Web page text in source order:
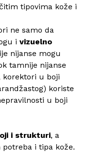
tipovima kože i
ne samo da
i vizuelno
nijanse mogu
tamnije nijanse
korektori u boji
koriste
u boji
i strukturi, a
i tipa kože.